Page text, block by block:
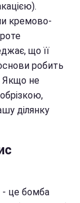
кремово-
що її
робить
Якщо не
ділянку
- це бомба